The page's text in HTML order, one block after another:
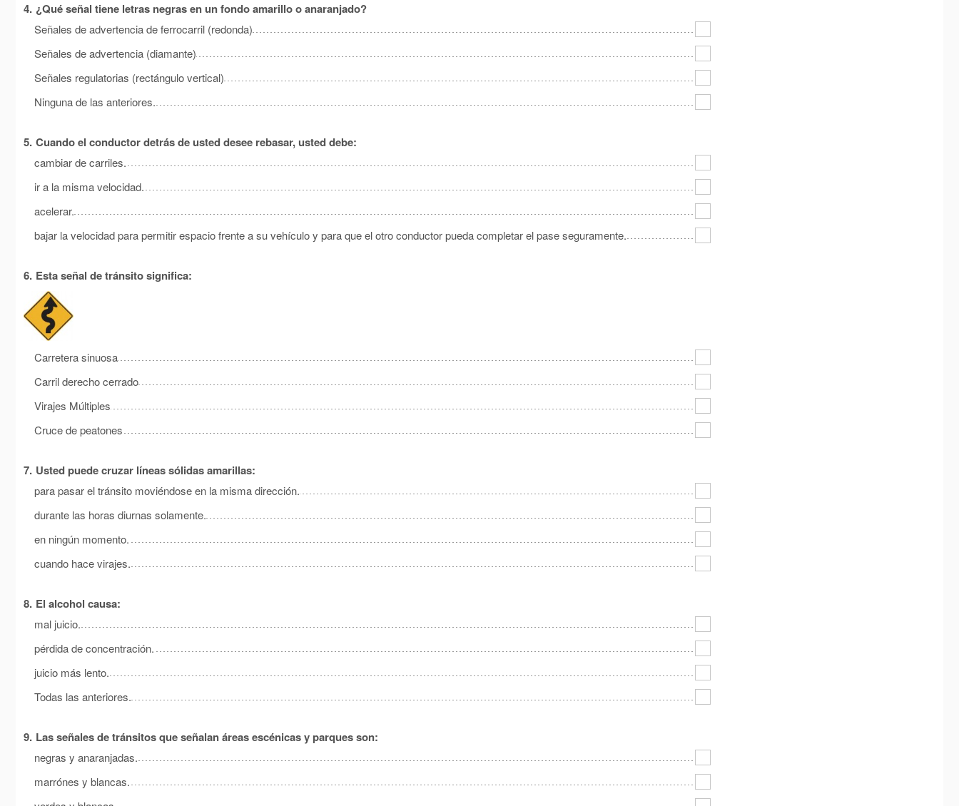
4. ¿Qué señal tiene letras negras en un fondo amarillo o anaranjado?
Señales de advertencia de ferrocarril (redonda)
Señales de advertencia (diamante)
Señales regulatorias (rectángulo vertical)
Ninguna de las anteriores.
5. Cuando el conductor detrás de usted desee rebasar, usted debe:
cambiar de carriles.
ir a la misma velocidad.
acelerar.
bajar la velocidad para permitir espacio frente a su vehículo y para que el otro conductor pueda completar el pase seguramente.
6. Esta señal de tránsito significa:
Carretera sinuosa
Carril derecho cerrado
Virajes Múltiples
Cruce de peatones
7. Usted puede cruzar líneas sólidas amarillas:
para pasar el tránsito moviéndose en la misma dirección.
durante las horas diurnas solamente.
en ningún momento.
cuando hace virajes.
8. El alcohol causa:
mal juicio.
pérdida de concentración.
juicio más lento.
Todas las anteriores.
9. Las señales de tránsitos que señalan áreas escénicas y parques son:
negras y anaranjadas.
marrónes y blancas.